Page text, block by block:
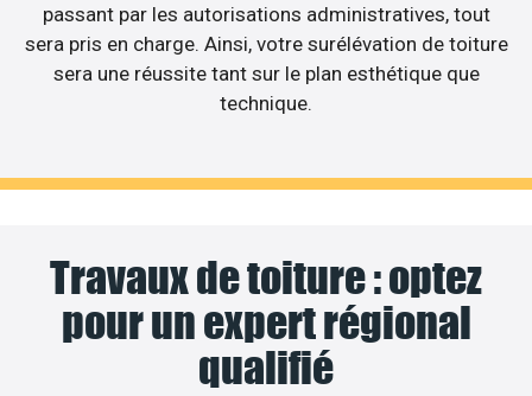
passant par les autorisations administratives, tout
sera pris en charge. Ainsi, votre surélévation de toiture
sera une réussite tant sur le plan esthétique que
technique.
Travaux de toiture : optez
pour un expert régional
qualifié